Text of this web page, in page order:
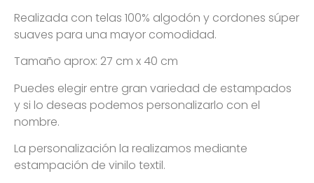
Realizada con telas 100% algodón y cordones súper
suaves para una mayor comodidad.
Tamaño aprox: 27 cm x 40 cm
Puedes elegir entre gran variedad de estampados
y si lo deseas podemos personalizarlo con el
nombre.
La personalización la realizamos mediante
estampación de vinilo textil.